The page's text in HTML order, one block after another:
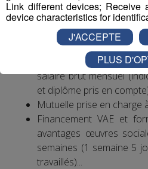
Conditions:
CDI, 35h
(prime les dimanches
Rémunération base
salaire brut mensuel
et diplôme pris en
Mutuelle prise en charge
Financement VAE et
avantages œuvres
semaines (1 semaine 5
travaillés)...
Link different devices; Receive
device characteristics for
J'ACCEPTE
PLUS